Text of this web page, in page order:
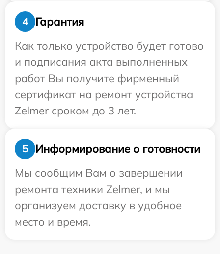
4
Гарантия
Как только устройство будет готово
и подписания акта выполненных
работ Вы получите фирменный
сертификат на ремонт устройства
Zelmer сроком до 3 лет.
5
Информирование о готовности
Мы сообщим Вам о завершении
ремонта техники Zelmer, и мы
организуем доставку в удобное
место и время.